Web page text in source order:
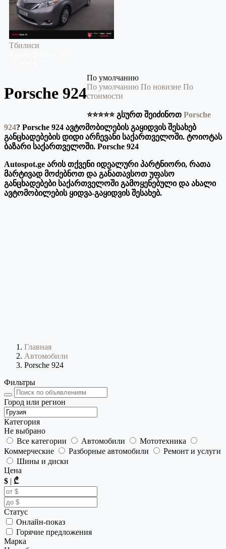
Тбилиси
Porsche 924
По умолчанию
По умолчанию По новизне По
стоимости
⭐️⭐️⭐️⭐️⭐️ გსურთ შეიძინოთ Porsche
924? Porsche 924 ავტომობილების გაყიდვის შესახებ
განცხადებების დიდი არჩევანი საქართველოში. ტოიოტას
ბაზარი საქართველოში. Porsche 924
Autospot.ge არის თქვენი იდეალური პარტნიორი, რათა
მარტივად მოძებნოთ და განათავსოთ უფასო
განცხადებები საქართველოში გამოყენებული და ახალი
ავტომობილების ყიდვა-გაყიდვის შესახებ.
Главная
Автомобили
Porsche 924
Фильтры
Город или регион
Категория
Не выбрано
Все категории
Автомобили
Мототехника
Коммерческие
Разборные автомобили
Ремонт и услуги
Шины и диски
Цена
$ | ₾
Статус
Онлайн-показ
Горячие предложения
Марка